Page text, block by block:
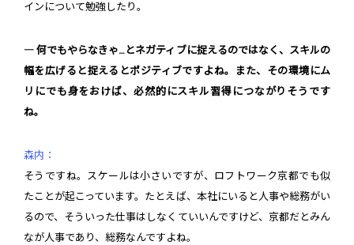
インについて勉強したり。
― 何でもやらなきゃ…とネガティブに捉えるのではなく、スキルの
幅を広げると捉えるとポジティブですよね。また、その環境にム
リにでも身をおけば、必然的にスキル習得につながりそうです
ね。
森内：
そうですね。スケールは小さいですが、ロフトワーク京都でも似
たことが起こっています。たとえば、本社にいると人事や総務がい
るので、そういった仕事はしなくていいんですけど、京都だとみん
なが人事であり、総務なんですよね。